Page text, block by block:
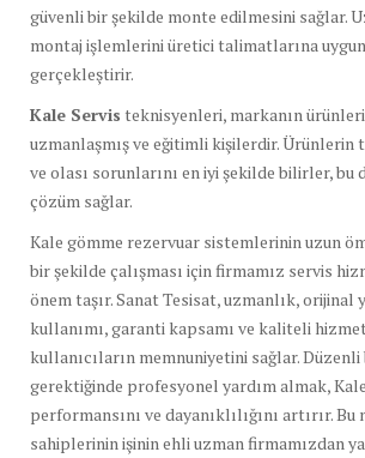
güvenli bir şekilde monte edilmesini sağlar.
montaj işlemlerini üretici talimatlarına
gerçekleştirir.
Kale Servis teknisyenleri, markanın
uzmanlaşmış ve eğitimli kişilerdir.
ve olası sorunlarını en iyi şekilde bilirler, bu
çözüm sağlar.
Kale gömme rezervuar sistemlerinin uzun
bir şekilde çalışması için firmamız servis
önem taşır. Sanat Tesisat, uzmanlık, orijinal
kullanımı, garanti kapsamı ve kaliteli
kullanıcıların memnuniyetini sağlar. Düzenli
gerektiğinde profesyonel yardım almak,
performansını ve dayanıklılığını artırır.
sahiplerinin işinin ehli uzman firmamızdan